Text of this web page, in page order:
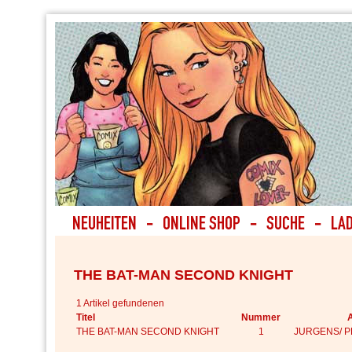
THE BAT-MAN SECOND KNIGHT
1 Artikel gefundenen
Titel
Nummer
THE BAT-MAN SECOND KNIGHT
1 JURGENS/